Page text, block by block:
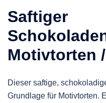
Saftiger
Motivtorten
Dieser saftige,
Grundlage für Motivtorten.